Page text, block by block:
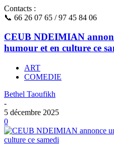
Contacts :
📞 66 26 07 65 / 97 45 84 06
CEUB NDEIMIAN
humour et en culture ce
ART
COMEDIE
Bethel Taoufikh
-
5 décembre 2025
0